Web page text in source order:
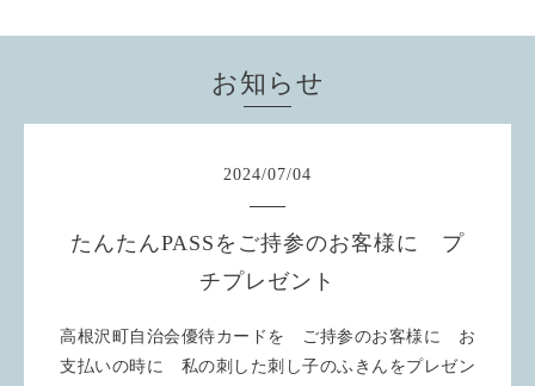
お知らせ
2024/07/04
たんたんPASSをご持参のお客様に プ
チプレゼント
高根沢町自治会優待カードを ご持参のお客様に お
支払いの時に 私の刺した刺し子のふきんをプレゼン